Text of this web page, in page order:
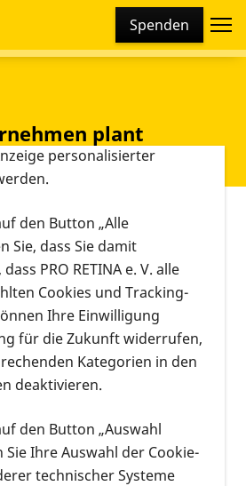
Spenden
plant
Congenitaler
Biotechnologie-
Editas Medicine
der nächsten
besonders
Form der DNA-
testen.
verschiedene Cookies und
beinhaltet Cookies und
sind, die zu statistischen
Bedienbarkeit der
personalisierter
den Button „Alle
Sie, dass Sie damit
PRO RETINA e. V. alle
Cookies und Tracking-
Ihre Einwilligung
für die Zukunft widerrufen,
Kategorien in den
deaktivieren.
den Button „Auswahl
Ihre Auswahl der Cookie-
technischer Systeme